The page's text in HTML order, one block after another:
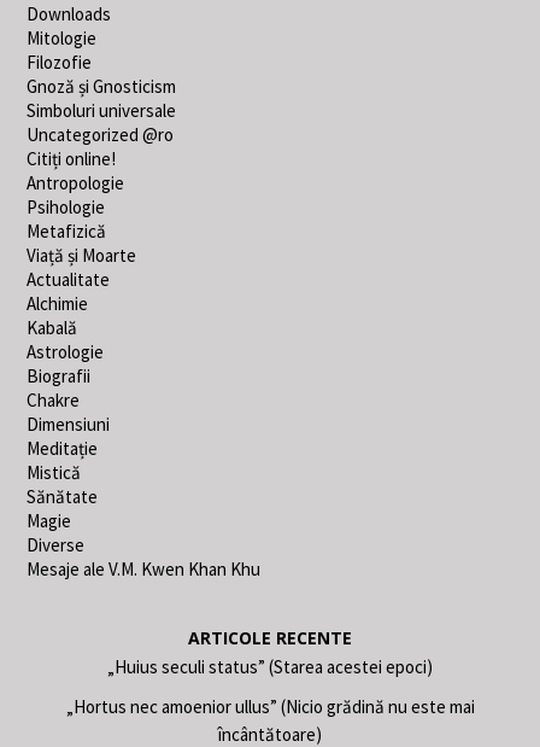
Downloads
Mitologie
Filozofie
Gnoză și Gnosticism
Simboluri universale
Uncategorized @ro
Citiți online!
Antropologie
Psihologie
Metafizică
Viață și Moarte
Actualitate
Alchimie
Kabală
Astrologie
Biografii
Chakre
Dimensiuni
Meditație
Mistică
Sănătate
Magie
Diverse
Mesaje ale V.M. Kwen Khan Khu
ARTICOLE RECENTE
„Huius seculi status” (Starea acestei epoci)
„Hortus nec amoenior ullus” (Nicio grădină nu este mai
încântătoare)